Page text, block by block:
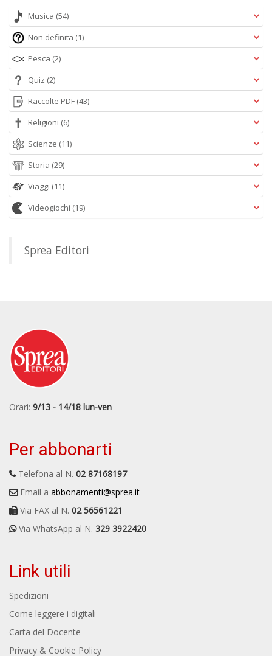
Musica (54)
Non definita (1)
Pesca (2)
Quiz (2)
Raccolte PDF (43)
Religioni (6)
Scienze (11)
Storia (29)
Viaggi (11)
Videogiochi (19)
Sprea Editori
Orari: 9/13 - 14/18 lun-ven
Per abbonarti
Telefona al N. 02 87168197
Email a abbonamenti@sprea.it
Via FAX al N. 02 56561221
Via WhatsApp al N. 329 3922420
Link utili
Spedizioni
Come leggere i digitali
Carta del Docente
Privacy & Cookie Policy